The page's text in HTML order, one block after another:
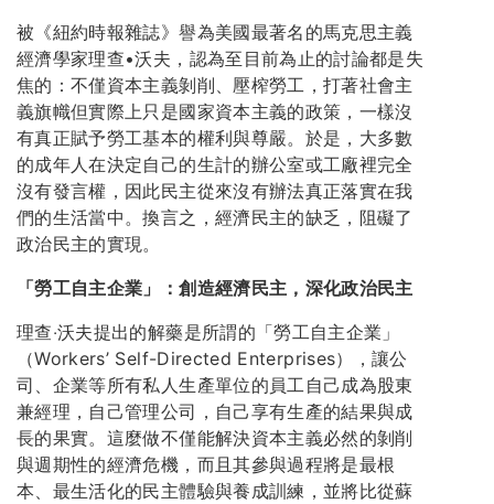
被《紐約時報雜誌》譽為美國最著名的馬克思主義
經濟學家理查•沃夫，認為至目前為止的討論都是失
焦的：不僅資本主義剝削、壓榨勞工，打著社會主
義旗幟但實際上只是國家資本主義的政策，一樣沒
有真正賦予勞工基本的權利與尊嚴。於是，大多數
的成年人在決定自己的生計的辦公室或工廠裡完全
沒有發言權，因此民主從來沒有辦法真正落實在我
們的生活當中。換言之，經濟民主的缺乏，阻礙了
政治民主的實現。
「勞工自主企業」：創造經濟民主，深化政治民主
理查‧沃夫提出的解藥是所謂的「勞工自主企業」
（Workers’ Self-Directed Enterprises），讓公
司、企業等所有私人生產單位的員工自己成為股東
兼經理，自己管理公司，自己享有生產的結果與成
長的果實。這麼做不僅能解決資本主義必然的剝削
與週期性的經濟危機，而且其參與過程將是最根
本、最生活化的民主體驗與養成訓練，並將比從蘇